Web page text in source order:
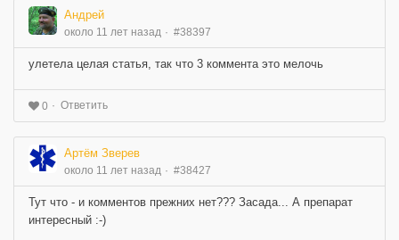
Андрей
около 11 лет назад #38397
улетела целая статья, так что 3 коммента это мелочь
0 Ответить
Артём Зверев
около 11 лет назад #38427
Тут что - и комментов прежних нет??? Засада... А препарат
интересный :-)